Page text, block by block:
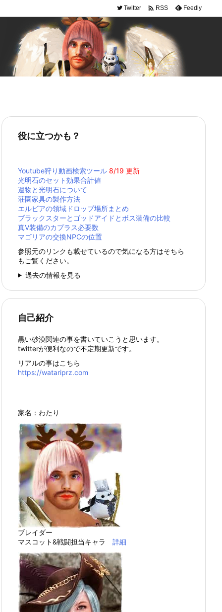
Twitter  RSS Feedly
役に立つかも？
Youtube狩り動画検索ツール 8/19 更新
光明石のセット効果合計値
遺物と光明石について
荘園家具の製作方法
エルビアの領域ドロップ場所まとめ
ブラックスターとゴッドアイドとボス装備の比較
真Ⅴ装備のカプラス必要数
マゴリアの交換NPCの位置
参照元のリンクも載せているので気になる方はそちら
もご覧ください。
過去の情報を見る
自己紹介
黒い砂漠関連の事を書いていこうと思います。
twitterが便利なので不定期更新です。
リアルの事はこちら
https://watariprz.com
家名：わたり
ブレイダー
マスコット&戦闘担当キャラ 詳細